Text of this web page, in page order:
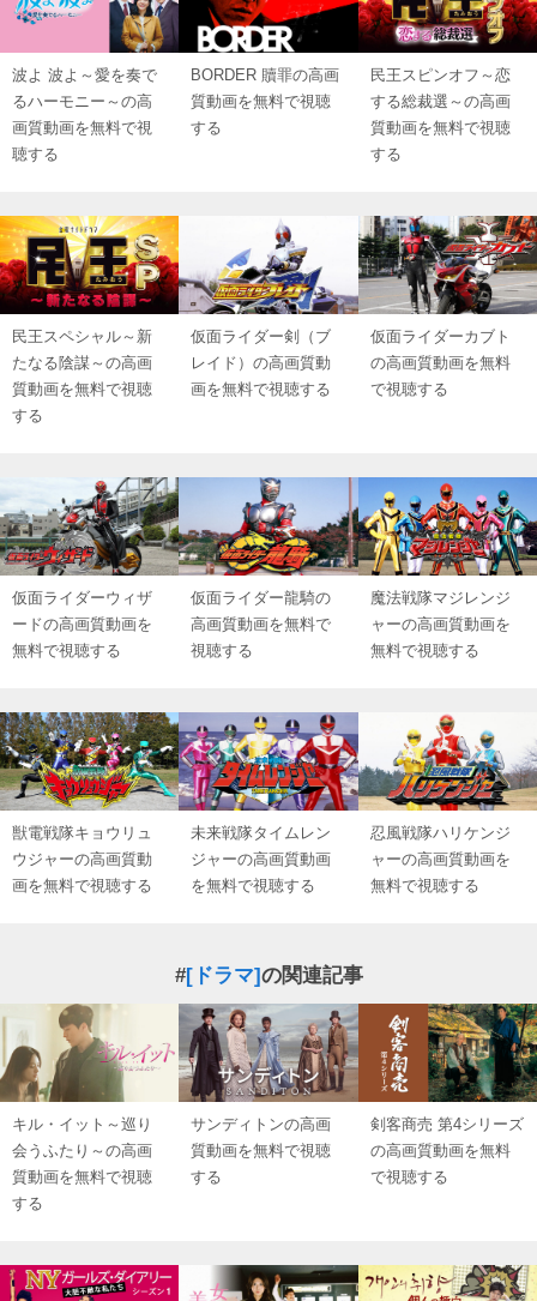
波よ 波よ～愛を奏で
るハーモニー～の高
画質動画を無料で視
聴する
BORDER 贖罪の高画
質動画を無料で視聴
する
民王スピンオフ～恋
する総裁選～の高画
質動画を無料で視聴
する
民王スペシャル～新
たなる陰謀～の高画
質動画を無料で視聴
する
仮面ライダー剣（ブ
レイド）の高画質動
画を無料で視聴する
仮面ライダーカブト
の高画質動画を無料
で視聴する
仮面ライダーウィザ
ードの高画質動画を
無料で視聴する
仮面ライダー龍騎の
高画質動画を無料で
視聴する
魔法戦隊マジレンジ
ャーの高画質動画を
無料で視聴する
獣電戦隊キョウリュ
ウジャーの高画質動
画を無料で視聴する
未来戦隊タイムレン
ジャーの高画質動画
を無料で視聴する
忍風戦隊ハリケンジ
ャーの高画質動画を
無料で視聴する
#[ドラマ]の関連記事
キル・イット～巡り
会うふたり～の高画
質動画を無料で視聴
する
サンディトンの高画
質動画を無料で視聴
する
剣客商売 第4シリーズ
の高画質動画を無料
で視聴する